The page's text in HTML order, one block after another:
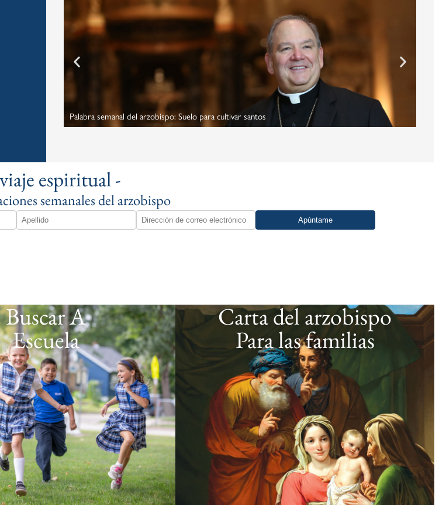
Palabra semanal del arzobispo: Suelo para cultivar santos
espiritual -
semanales del arzobispo
Apúntame
Buscar A
Escuela
Carta del arzobispo
Para las familias